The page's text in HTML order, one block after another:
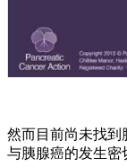
然而目前尚未找到
与胰腺癌的发生密